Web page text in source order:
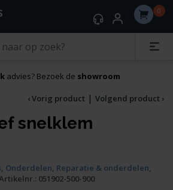
0
advies? Bezoek de showroom
‹ Vorig product | Volgend product ›
snelklem
, Onderdelen, Reparatie & onderdelen,
051902-500-900